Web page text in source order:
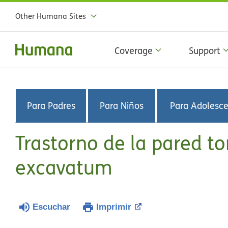
Other Humana Sites
Coverage Support
Para Padres Para Niños Para
Trastorno de la pared
excavatum
Escuchar Imprimir